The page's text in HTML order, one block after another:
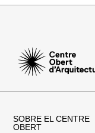
SOBRE EL CENTRE
OBERT